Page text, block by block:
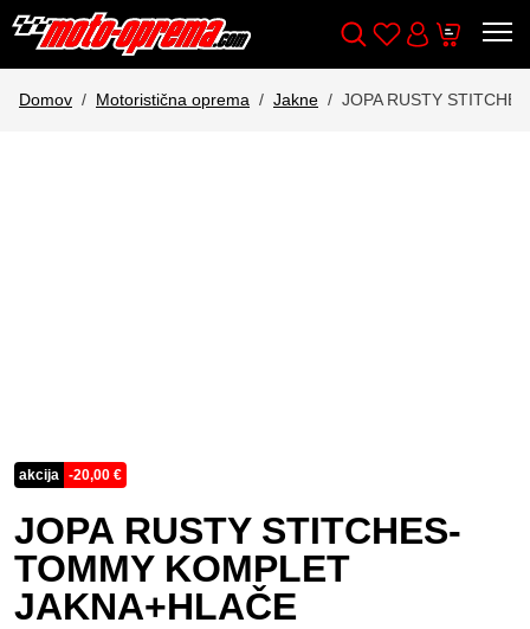
Wishlist
Cart
Domov Motoristična oprema Jakne JOPA RUSTY
akcija -20,00 €
JOPA RUSTY STITCHES-
TOMMY KOMPLET
JAKNA+HLAČE